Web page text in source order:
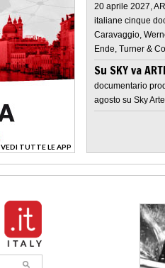
VEDI TUTTE LE APP
>
20 aprile 2027,
italiane cinque
Caravaggio,
Ende, Turner &
Su SKY va
documentario
agosto su Sky Arte